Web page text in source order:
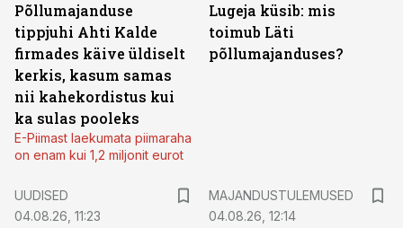
Põllumajanduse
tippjuhi Ahti Kalde
firmades käive üldiselt
kerkis, kasum samas
nii kahekordistus kui
ka sulas pooleks
E-Piimast laekumata piimaraha
on enam kui 1,2 miljonit eurot
Lugeja küsib: mis
toimub Läti
põllumajanduses?
UUDISED
04.08.26, 11:23
MAJANDUSTULEMUSED
04.08.26, 12:14